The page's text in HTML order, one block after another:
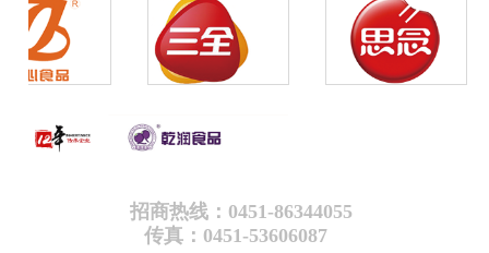
招商热线：0451-86344055
传真：0451-53606087